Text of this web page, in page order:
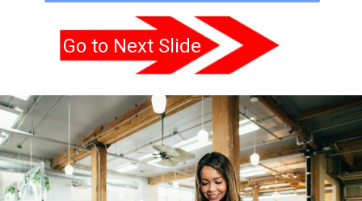
Go to Next Slide